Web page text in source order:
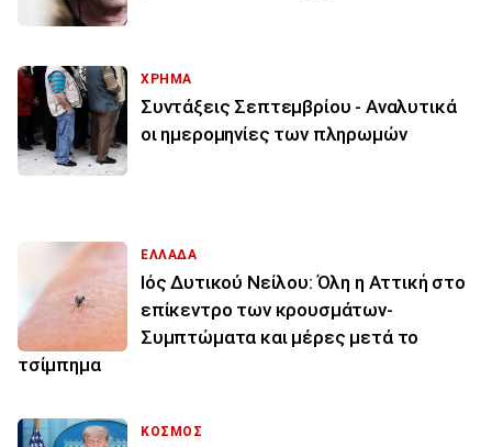
ΧΡΗΜΑ
Συντάξεις Σεπτεμβρίου - Αναλυτικά
οι ημερομηνίες των πληρωμών
ΕΛΛΑΔΑ
Ιός Δυτικού Νείλου: Όλη η Αττική στο
επίκεντρο των κρουσμάτων-
Συμπτώματα και μέρες μετά το
τσίμπημα
ΚΟΣΜΟΣ